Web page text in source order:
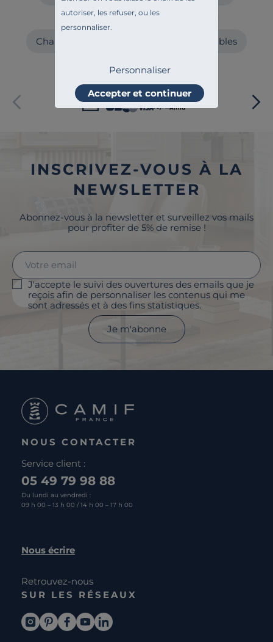
autoriser, les refuser, ou les
personnaliser.
Personnaliser
Accepter et continuer
Tables de chevet
Chambres enfant Meubles
Paiement sécurisé
INSCRIVEZ-VOUS À LA
NEWSLETTER
Abonnez-vous à la newsletter et surveillez vos mails
pour profiter de 5% de remise !
J'accepte le suivi des ouvertures des emails que je
reçois afin de personnaliser les contenus qui me
sont adressés et à des fins statistiques.
Je m'abonne
NOUS CONTACTER
Service client :
05 49 79 98 88
Du lundi au vendredi :
09 h 00 – 13 h 00 / 14 h 00 – 17 h 00
Nous écrire
Retrouvez-nous
SUR LES RÉSEAUX